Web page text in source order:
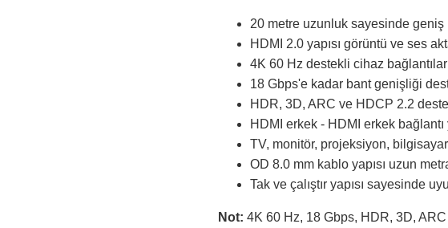
20 metre uzunluk sayesinde geniş
HDMI 2.0 yapısı görüntü ve ses
4K 60 Hz destekli cihaz
18 Gbps'e kadar bant genişliği
HDR, 3D, ARC ve HDCP 2.2
HDMI erkek - HDMI erkek bağlantı
TV, monitör, projeksiyon,
OD 8.0 mm kablo yapısı uzun
Tak ve çalıştır yapısı sayesinde
Not: 4K 60 Hz, 18 Gbps, HDR, 3D,